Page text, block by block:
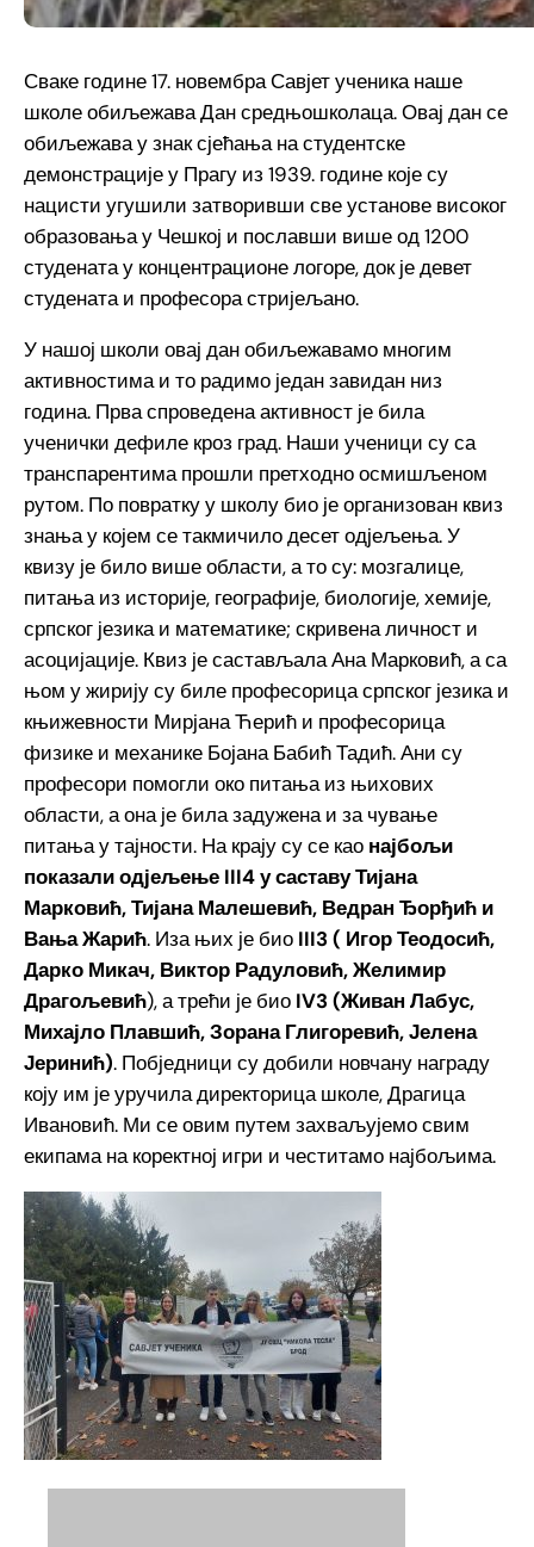
Сваке године 17. новембра Савјет ученика наше
школе обиљежава Дан средњошколаца. Овај дан се
обиљежава у знак сјећања на студентске
демонстрације у Прагу из 1939. године које су
нацисти угушили затворивши све установе високог
образовања у Чешкој и пославши више од 1200
студената у концентрационе логоре, док је девет
студената и професора стријељано.
У нашој школи овај дан обиљежавамо многим
активностима и то радимо један завидан низ
година. Прва спроведена активност је била
ученички дефиле кроз град. Наши ученици су са
транспарентима прошли претходно осмишљеном
рутом. По повратку у школу био је организован квиз
знања у којем се такмичило десет одјељења. У
квизу је било више области, а то су: мозгалице,
питања из историје, географије, биологије, хемије,
српског језика и математике; скривена личност и
асоцијације. Квиз је састављала Ана Марковић, а са
њом у жирију су биле професорица српског језика и
књижевности Мирјана Ћерић и професорица
физике и механике Бојана Бабић Тадић. Ани су
професори помогли око питања из њихових
области, а она је била задужена и за чување
питања у тајности. На крају су се као најбољи
показали одјељење III4 у саставу Тијана
Марковић, Тијана Малешевић, Ведран Ђорђић и
Вања Жарић. Иза њих је био III3 ( Игор Теодосић,
Дарко Микач, Виктор Радуловић, Желимир
Драгољевић), а трећи је био IV3 (Живан Лабус,
Михајло Плавшић, Зорана Глигоревић, Јелена
Јеринић). Побједници су добили новчану награду
коју им је уручила директорица школе, Драгица
Ивановић. Ми се овим путем захваљујемо свим
екипама на коректној игри и честитамо најбољима.